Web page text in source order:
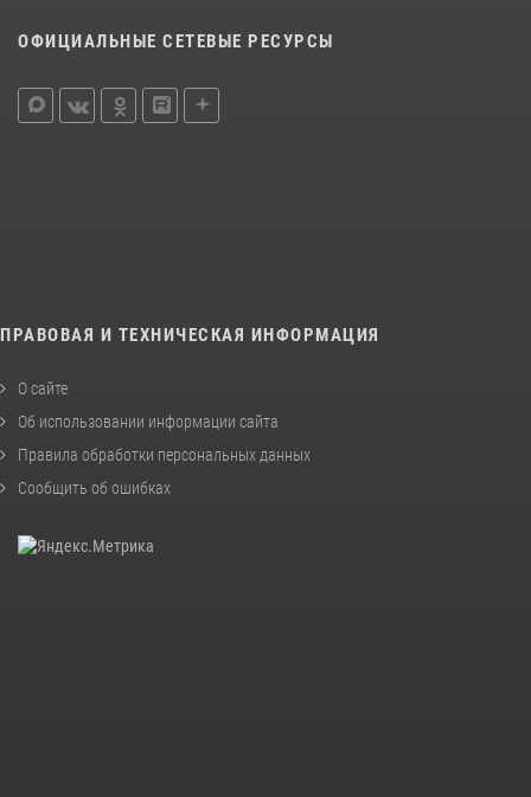
ОФИЦИАЛЬНЫЕ СЕТЕВЫЕ РЕСУРСЫ
ПРАВОВАЯ И ТЕХНИЧЕСКАЯ ИНФОРМАЦИЯ
О сайте
Об использовании информации сайта
Правила обработки персональных данных
Сообщить об ошибках